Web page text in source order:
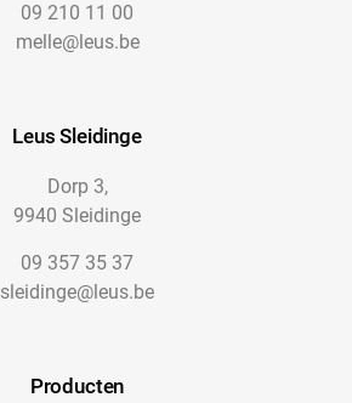
09 210 11 00
melle@leus.be
Leus Sleidinge
Dorp 3,
9940 Sleidinge
09 357 35 37
sleidinge@leus.be
Producten